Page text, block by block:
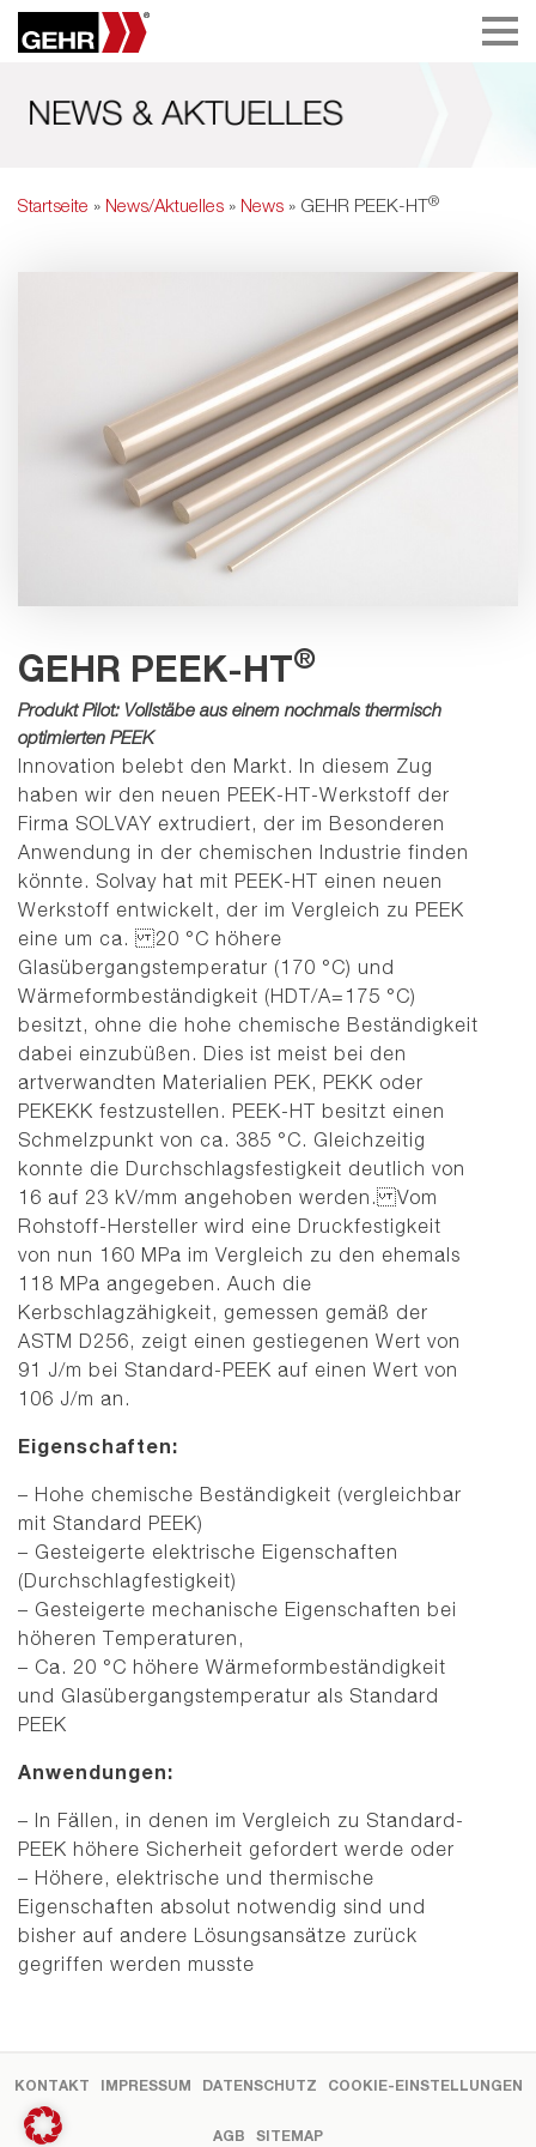
Startseite » News/Aktuelles » News » GEHR PEEK-HT®
GEHR PEEK-HT®
Produkt Pilot: Vollstäbe aus einem nochmals thermisch
optimierten PEEK
Innovation belebt den Markt. In diesem Zug
haben wir den neuen PEEK-HT-Werkstoff der
Firma SOLVAY extrudiert, der im Besonderen
Anwendung in der chemischen Industrie finden
könnte. Solvay hat mit PEEK-HT einen neuen
Werkstoff entwickelt, der im Vergleich zu PEEK
eine um ca. 20 °C höhere
Glasübergangstemperatur (170 °C) und
Wärmeformbeständigkeit (HDT/A=175 °C)
besitzt, ohne die hohe chemische Beständigkeit
dabei einzubüßen. Dies ist meist bei den
artverwandten Materialien PEK, PEKK oder
PEKEKK festzustellen. PEEK-HT besitzt einen
Schmelzpunkt von ca. 385 °C. Gleichzeitig
konnte die Durchschlagsfestigkeit deutlich von
16 auf 23 kV/mm angehoben werden. Vom
Rohstoff-Hersteller wird eine Druckfestigkeit
von nun 160 MPa im Vergleich zu den ehemals
118 MPa angegeben. Auch die
Kerbschlagzähigkeit, gemessen gemäß der
ASTM D256, zeigt einen gestiegenen Wert von
91 J/m bei Standard-PEEK auf einen Wert von
106 J/m an.
Eigenschaften:
– Hohe chemische Beständigkeit (vergleichbar
mit Standard PEEK)
– Gesteigerte elektrische Eigenschaften
(Durchschlagfestigkeit)
– Gesteigerte mechanische Eigenschaften bei
höheren Temperaturen,
– Ca. 20 °C höhere Wärmeformbeständigkeit
und Glasübergangstemperatur als Standard
PEEK
Anwendungen:
– In Fällen, in denen im Vergleich zu Standard-
PEEK höhere Sicherheit gefordert werde oder
– Höhere, elektrische und thermische
Eigenschaften absolut notwendig sind und
bisher auf andere Lösungsansätze zurück
gegriffen werden musste
KONTAKT IMPRESSUM DATENSCHUTZ COOKIE-EINSTELLUNGEN
AGB SITEMAP